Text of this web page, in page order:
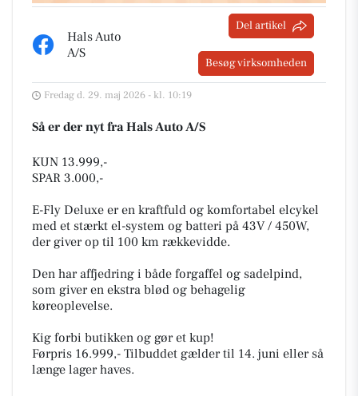
Hals Auto
A/S
Del artikel
Besøg virksomheden
Fredag d. 29. maj 2026 - kl. 10:19
Så er der nyt fra Hals Auto A/S
KUN 13.999,-
SPAR 3.000,-
E-Fly Deluxe er en kraftfuld og komfortabel elcykel
med et stærkt el-system og batteri på 43V / 450W,
der giver op til 100 km rækkevidde.
Den har affjedring i både forgaffel og sadelpind,
som giver en ekstra blød og behagelig
køreoplevelse.
Kig forbi butikken og gør et kup!
Førpris 16.999,- Tilbuddet gælder til 14. juni eller så
længe lager haves.